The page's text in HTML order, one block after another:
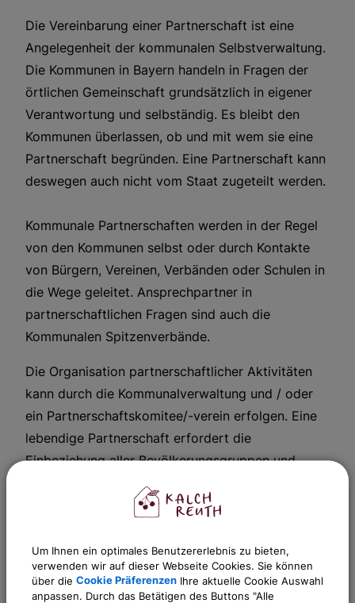
Die Vereinbarung einer Partnerschaft ist eine
Angelegenheit der kommunalen Selbstverwaltung.
Die Kommunen in Bayern handeln in Fragen der
örtlichen Gemeinschaft grundsätzlich in eigener
Verantwortung und selbständig. Es bleibt den
Kommunen überlassen, ob und mit wem sie eine
Partnerschaft begründen. Eine Partnerschaft kann
deswegen auch nicht vom Staat zugeteilt werden.
Kommunale Partnerschaften werden in der Regel
von den Kommunen selbst oder durch Kontakte
von Bürgern, Vereinen, Verbänden oder Schulen in
die Wege geleitet. Ansprechpartner in
partnerschaftlichen Fragen sind auch die
Kommunalen Spitzenverbände.
Die Organisation partnerschaftlicher Aktivitäten
kann durch die Kommunalverwaltung und / oder
ein Partnerschaftskomitee/-verein erfolgen. Eine
lebendige Partnerschaft erfordert die
Einbeziehung aller Bevölkerungsgruppen und
Lebensbereiche einer Kommune. Über Art und
Umfang partnerschaftlicher Aktivitäten
Berücksichtigung ihrer finanziellen Verhältnisse.
Dabei soll auf die Möglichkeiten der Partnerseite
Rücksicht genommen werden. Gegenseitige
Um Ihnen ein optimales Benutzererlebnis zu bieten,
verwenden wir auf dieser Webseite Cookies. Sie können
über die Cookie Präferenzen Ihre aktuelle Cookie Auswahl
anpassen. Durch das Betätigen des Buttons "Alle